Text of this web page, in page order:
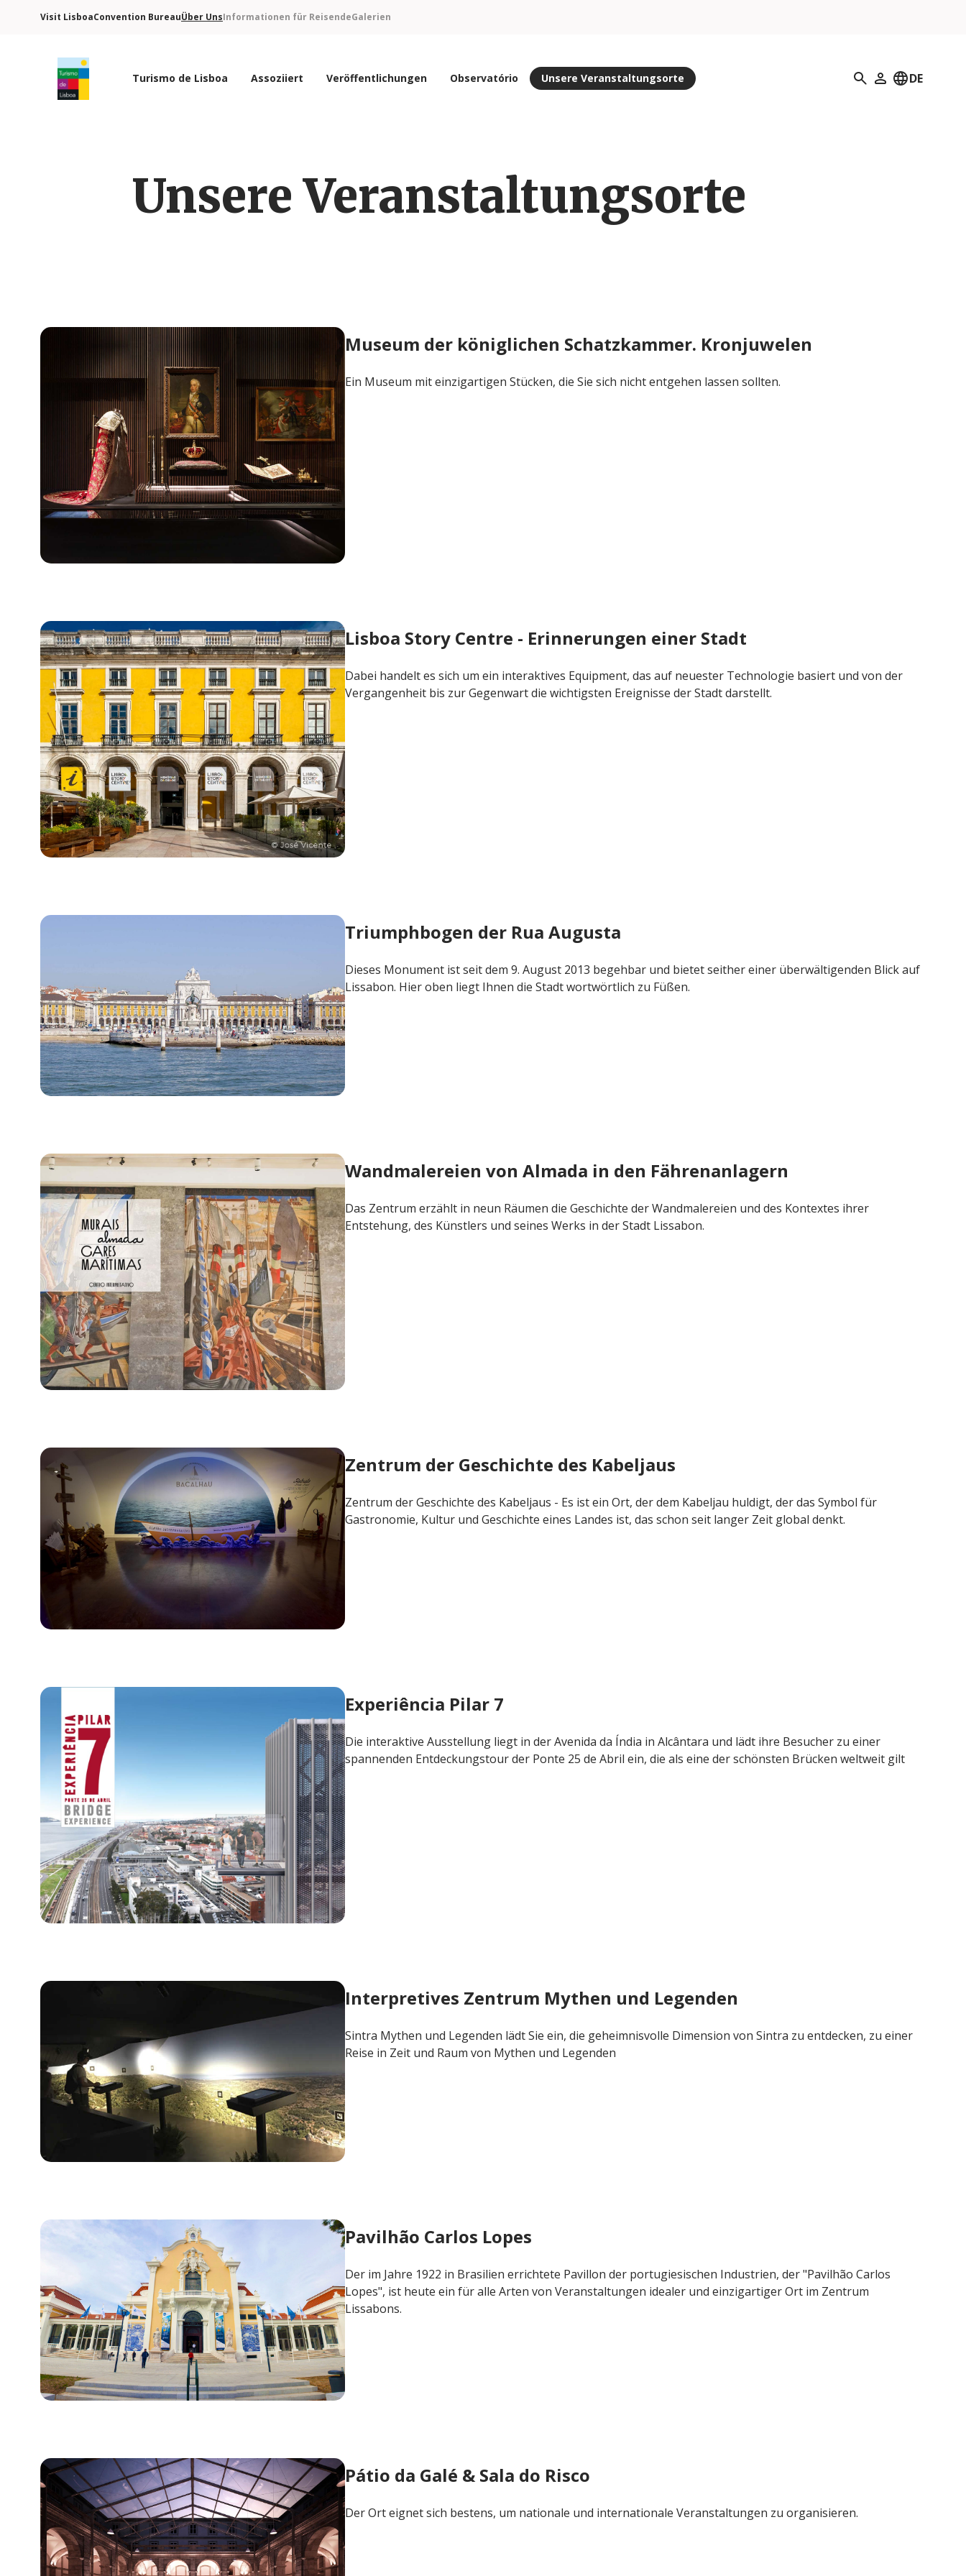
Visit LisboaConvention BureauÜber UnsInformationen für ReisendeGalerien
Turismo de Lisboa Assoziiert Veröffentlichungen Observatório Unsere Veranstaltungsorte Suchen
Mein Profil
DE
Unsere Veranstaltungsorte
Museum der königlichen Schatzkammer. Kronjuwelen
Ein Museum mit einzigartigen Stücken, die Sie sich nicht entgehen lassen sollten.
Lisboa Story Centre - Erinnerungen einer Stadt
Dabei handelt es sich um ein interaktives Equipment, das auf neuester Technologie basiert und von der
Vergangenheit bis zur Gegenwart die wichtigsten Ereignisse der Stadt darstellt.
Triumphbogen der Rua Augusta
Dieses Monument ist seit dem 9. August 2013 begehbar und bietet seither einer überwältigenden Blick auf
Lissabon. Hier oben liegt Ihnen die Stadt wortwörtlich zu Füßen.
Wandmalereien von Almada in den Fährenanlagern
Das Zentrum erzählt in neun Räumen die Geschichte der Wandmalereien und des Kontextes ihrer
Entstehung, des Künstlers und seines Werks in der Stadt Lissabon.
Zentrum der Geschichte des Kabeljaus
Zentrum der Geschichte des Kabeljaus - Es ist ein Ort, der dem Kabeljau huldigt, der das Symbol für
Gastronomie, Kultur und Geschichte eines Landes ist, das schon seit langer Zeit global denkt.
Experiência Pilar 7
Die interaktive Ausstellung liegt in der Avenida da Índia in Alcântara und lädt ihre Besucher zu einer
spannenden Entdeckungstour der Ponte 25 de Abril ein, die als eine der schönsten Brücken weltweit gilt
Interpretives Zentrum Mythen und Legenden
Sintra Mythen und Legenden lädt Sie ein, die geheimnisvolle Dimension von Sintra zu entdecken, zu einer
Reise in Zeit und Raum von Mythen und Legenden
Pavilhão Carlos Lopes
Der im Jahre 1922 in Brasilien errichtete Pavillon der portugiesischen Industrien, der "Pavilhão Carlos
Lopes", ist heute ein für alle Arten von Veranstaltungen idealer und einzigartiger Ort im Zentrum
Lissabons.
Pátio da Galé & Sala do Risco
Der Ort eignet sich bestens, um nationale und internationale Veranstaltungen zu organisieren.